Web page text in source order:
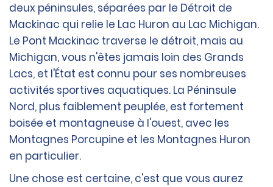
deux péninsules, séparées par le Détroit de
Mackinac qui relie le Lac Huron au Lac Michigan.
Le Pont Mackinac traverse le détroit, mais au
Michigan, vous n'êtes jamais loin des Grands
Lacs, et l'État est connu pour ses nombreuses
activités sportives aquatiques. La Péninsule
Nord, plus faiblement peuplée, est fortement
boisée et montagneuse à l'ouest, avec les
Montagnes Porcupine et les Montagnes Huron
en particulier.
Une chose est certaine, c'est que vous aurez